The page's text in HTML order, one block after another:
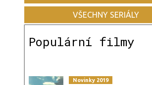
VŠECHNY SERIÁLY
Populární filmy
Novinky 2019